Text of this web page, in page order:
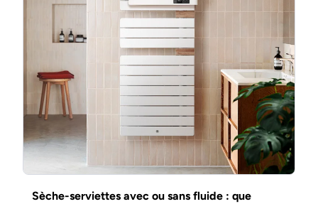
Sèche-serviettes avec ou sans fluide : que